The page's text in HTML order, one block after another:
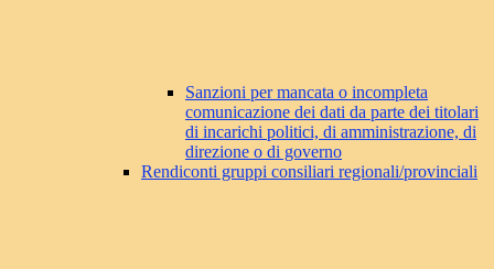
Sanzioni per mancata o incompleta
comunicazione dei dati da parte dei titolari
di incarichi politici, di amministrazione, di
direzione o di governo
Rendiconti gruppi consiliari regionali/provinciali